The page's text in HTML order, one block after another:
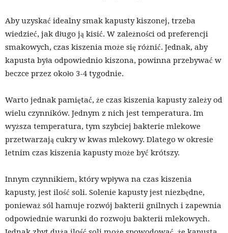
Aby uzyskać idealny smak kapusty kiszonej, trzeba
wiedzieć, jak długo ją kisić. W zależności od preferencji
smakowych, czas kiszenia może się różnić. Jednak, aby
kapusta była odpowiednio kiszona, powinna przebywać w
beczce przez około 3-4 tygodnie.
Warto jednak pamiętać, że czas kiszenia kapusty zależy od
wielu czynników. Jednym z nich jest temperatura. Im
wyższa temperatura, tym szybciej bakterie mlekowe
przetwarzają cukry w kwas mlekowy. Dlatego w okresie
letnim czas kiszenia kapusty może być krótszy.
Innym czynnikiem, który wpływa na czas kiszenia
kapusty, jest ilość soli. Solenie kapusty jest niezbędne,
ponieważ sól hamuje rozwój bakterii gnilnych i zapewnia
odpowiednie warunki do rozwoju bakterii mlekowych.